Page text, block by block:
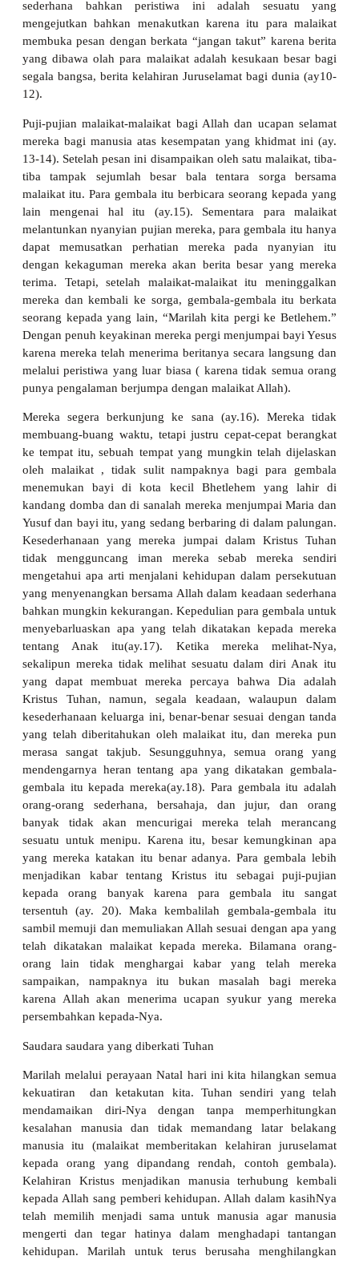
sederhana bahkan peristiwa ini adalah sesuatu yang
mengejutkan bahkan menakutkan karena itu para malaikat
membuka pesan dengan berkata “jangan takut” karena berita
yang dibawa olah para malaikat adalah kesukaan besar bagi
segala bangsa, berita kelahiran Juruselamat bagi dunia (ay10-
12).
Puji-pujian malaikat-malaikat bagi Allah dan ucapan selamat
mereka bagi manusia atas kesempatan yang khidmat ini (ay.
13-14). Setelah pesan ini disampaikan oleh satu malaikat, tiba-
tiba tampak sejumlah besar bala tentara sorga bersama
malaikat itu. Para gembala itu berbicara seorang kepada yang
lain mengenai hal itu (ay.15). Sementara para malaikat
melantunkan nyanyian pujian mereka, para gembala itu hanya
dapat memusatkan perhatian mereka pada nyanyian itu
dengan kekaguman mereka akan berita besar yang mereka
terima. Tetapi, setelah malaikat-malaikat itu meninggalkan
mereka dan kembali ke sorga, gembala-gembala itu berkata
seorang kepada yang lain, “Marilah kita pergi ke Betlehem.”
Dengan penuh keyakinan mereka pergi menjumpai bayi Yesus
karena mereka telah menerima beritanya secara langsung dan
melalui peristiwa yang luar biasa ( karena tidak semua orang
punya pengalaman berjumpa dengan malaikat Allah).
Mereka segera berkunjung ke sana (ay.16). Mereka tidak
membuang-buang waktu, tetapi justru cepat-cepat berangkat
ke tempat itu, sebuah tempat yang mungkin telah dijelaskan
oleh malaikat , tidak sulit nampaknya bagi para gembala
menemukan bayi di kota kecil Bhetlehem yang lahir di
kandang domba dan di sanalah mereka menjumpai Maria dan
Yusuf dan bayi itu, yang sedang berbaring di dalam palungan.
Kesederhanaan yang mereka jumpai dalam Kristus Tuhan
tidak mengguncang iman mereka sebab mereka sendiri
mengetahui apa arti menjalani kehidupan dalam persekutuan
yang menyenangkan bersama Allah dalam keadaan sederhana
bahkan mungkin kekurangan. Kepedulian para gembala untuk
menyebarluaskan apa yang telah dikatakan kepada mereka
tentang Anak itu(ay.17). Ketika mereka melihat-Nya,
sekalipun mereka tidak melihat sesuatu dalam diri Anak itu
yang dapat membuat mereka percaya bahwa Dia adalah
Kristus Tuhan, namun, segala keadaan, walaupun dalam
kesederhanaan keluarga ini, benar-benar sesuai dengan tanda
yang telah diberitahukan oleh malaikat itu, dan mereka pun
merasa sangat takjub. Sesungguhnya, semua orang yang
mendengarnya heran tentang apa yang dikatakan gembala-
gembala itu kepada mereka(ay.18). Para gembala itu adalah
orang-orang sederhana, bersahaja, dan jujur, dan orang
banyak tidak akan mencurigai mereka telah merancang
sesuatu untuk menipu. Karena itu, besar kemungkinan apa
yang mereka katakan itu benar adanya. Para gembala lebih
menjadikan kabar tentang Kristus itu sebagai puji-pujian
kepada orang banyak karena para gembala itu sangat
tersentuh (ay. 20). Maka kembalilah gembala-gembala itu
sambil memuji dan memuliakan Allah sesuai dengan apa yang
telah dikatakan malaikat kepada mereka. Bilamana orang-
orang lain tidak menghargai kabar yang telah mereka
sampaikan, nampaknya itu bukan masalah bagi mereka
karena Allah akan menerima ucapan syukur yang mereka
persembahkan kepada-Nya.
Saudara saudara yang diberkati Tuhan
Marilah melalui perayaan Natal hari ini kita hilangkan semua
kekuatiran dan ketakutan kita. Tuhan sendiri yang telah
mendamaikan diri-Nya dengan tanpa memperhitungkan
kesalahan manusia dan tidak memandang latar belakang
manusia itu (malaikat memberitakan kelahiran juruselamat
kepada orang yang dipandang rendah, contoh gembala).
Kelahiran Kristus menjadikan manusia terhubung kembali
kepada Allah sang pemberi kehidupan. Allah dalam kasihNya
telah memilih menjadi sama untuk manusia agar manusia
mengerti dan tegar hatinya dalam menghadapi tantangan
kehidupan. Marilah untuk terus berusaha menghilangkan